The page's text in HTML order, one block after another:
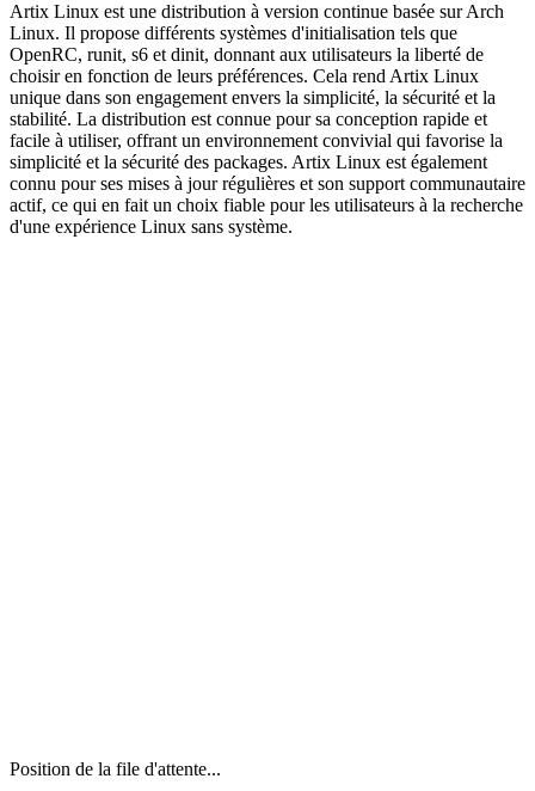
Artix Linux est une distribution à version continue basée sur Arch
Linux. Il propose différents systèmes d'initialisation tels que
OpenRC, runit, s6 et dinit, donnant aux utilisateurs la liberté de
choisir en fonction de leurs préférences. Cela rend Artix Linux
unique dans son engagement envers la simplicité, la sécurité et la
stabilité. La distribution est connue pour sa conception rapide et
facile à utiliser, offrant un environnement convivial qui favorise la
simplicité et la sécurité des packages. Artix Linux est également
connu pour ses mises à jour régulières et son support communautaire
actif, ce qui en fait un choix fiable pour les utilisateurs à la recherche
d'une expérience Linux sans système.
Position de la file d'attente...